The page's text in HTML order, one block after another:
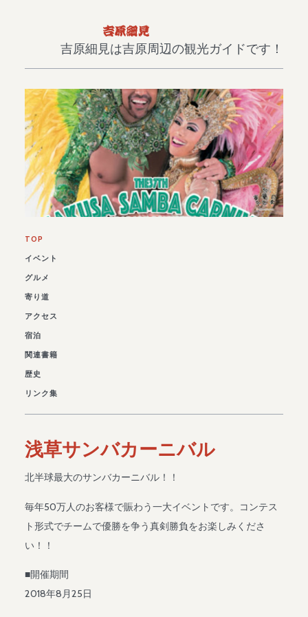
吉原細見は吉原周辺の観光ガイドです！
TOP
イベント
グルメ
寄り道
アクセス
宿泊
関連書籍
歴史
リンク集
浅草サンバカーニバル
北半球最大のサンバカーニバル！！
毎年50万人のお客様で賑わう一大イベントです。コンテス
ト形式でチームで優勝を争う真剣勝負をお楽しみくださ
い！！
■開催期間
2018年8月25日